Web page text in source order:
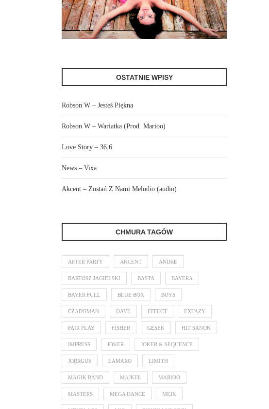
OSTATNIE WPISY
Robson W – Jesteś Piękna
Robson W – Wariatka (Prod. Marioo)
Love Story – 36.6
News – Vixa
Akcent – Zostań Z Nami Melodio (audio)
CHMURA TAGÓW
AFTER PARTY AKCENT ANDRE
BARTOSZ JAGIELSKI BASTA BAYERA
BAYER FULL BLUE BOX BOYS
CZADOMAN DAVE EFFECT EXTAZY
FAIR PLAY FISHER GESEK HIT SANOK
IMPRESS JOKER JOKER & SEQUENCE
JORRGUS LAMARO LIMITH
MAGIK BAND MAJKEL MARIOO
MASTERS MEGA DANCE MEJK